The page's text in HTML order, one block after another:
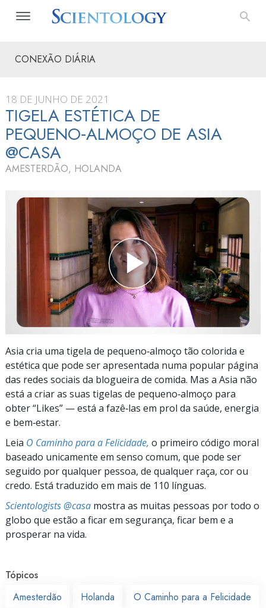
CONEXÃO DIÁRIA
18 DE JUNHO DE 2021
TIGELA ESTÉTICA DE
PEQUENO‑ALMOÇO DE ASIA
@CASA
AMESTERDÃO, HOLANDA
Asia cria uma tigela de pequeno‑almoço tão colorida e
estética que pode ser apresentada numa popular página
das redes sociais da blogueira de comida. Mas a Asia não
está a criar as suas tigelas de pequeno‑almoço para
obter “Likes” — está a fazê‑las em prol da saúde, energia
e bem‑estar.
Leia O Caminho para a Felicidade, o primeiro código moral
baseado unicamente em senso comum, que pode ser
seguido por qualquer pessoa, de qualquer raça, cor ou
credo. Está traduzido em mais de 110 línguas.
Scientologists @casa mostra as muitas pessoas por todo o
globo que estão a ficar em segurança, ficar bem e a
prosperar na vida.
Tópicos
Amesterdão
Holanda O Caminho para a Felicidade